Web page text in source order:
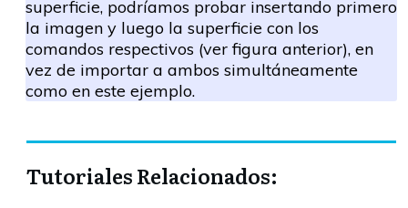
superficie, podríamos probar insertando primero
la imagen y luego la superficie con los
comandos respectivos (ver figura anterior), en
vez de importar a ambos simultáneamente
como en este ejemplo.
Tutoriales Relacionados: